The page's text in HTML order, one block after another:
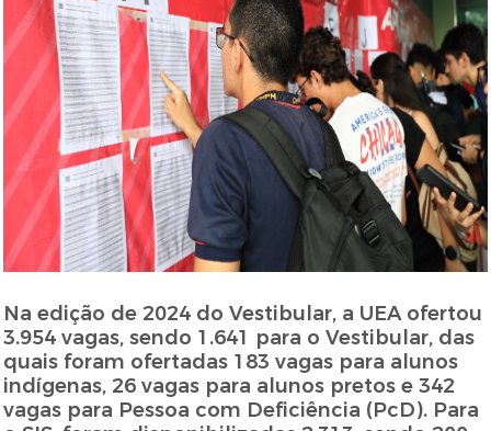
Na edição de 2024 do Vestibular, a UEA ofertou
3.954 vagas, sendo 1.641 para o Vestibular, das
quais foram ofertadas 183 vagas para alunos
indígenas, 26 vagas para alunos pretos e 342
vagas para Pessoa com Deficiência (PcD). Para